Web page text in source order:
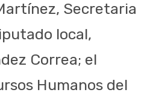
Secretaria
local,
Correa; el
Humanos del